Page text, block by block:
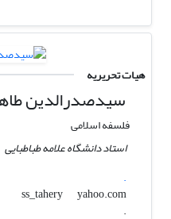
هیات تحریریه
سیدصدرالدین
فلسفه اسلامی
استاد دانشگاه علامه طباطبایی
.
ss_tahery
yahoo.com
.